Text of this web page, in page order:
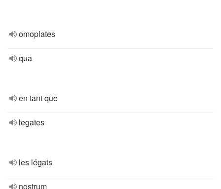
omoplates
qua
en tant que
legates
les légats
nostrum